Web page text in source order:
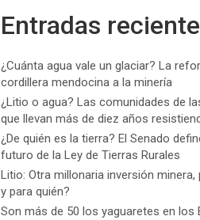
Entradas
¿Cuánta agua vale un glaciar? La
cordillera mendocina a la minería
¿Litio o agua? Las comunidades de
que llevan más de diez años
¿De quién es la tierra? El Senado
futuro de la Ley de Tierras Rurales
Litio: Otra millonaria inversión
y para quién?
Son más de 50 los yaguaretes en los